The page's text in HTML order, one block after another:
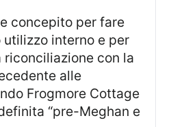
utilizzo interno e per
con la
alle
Frogmore Cottage
“pre-Meghan e